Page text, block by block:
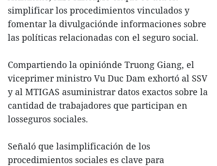
simplificar los procedimientos vinculados y
fomentar la divulgaciónde informaciones sobre
las políticas relacionadas con el seguro social.
Compartiendo la opiniónde Truong Giang, el
viceprimer ministro Vu Duc Dam exhortó al SSV
y al MTIGAS asuministrar datos exactos sobre la
cantidad de trabajadores que participan en
losseguros sociales.
Señaló que lasimplificación de los
procedimientos sociales es clave para